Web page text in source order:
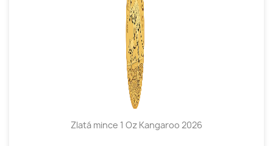
Zlatá mince 1 Oz Kangaroo 2026